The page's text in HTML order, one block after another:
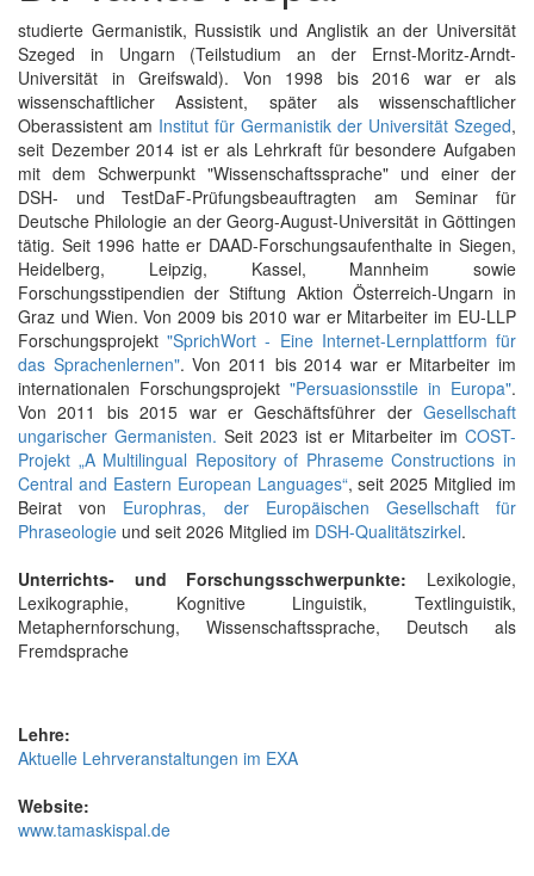
studierte Germanistik, Russistik und Anglistik an der Universität
Szeged in Ungarn (Teilstudium an der Ernst-Moritz-Arndt-
Universität in Greifswald). Von 1998 bis 2016 war er als
wissenschaftlicher Assistent, später als wissenschaftlicher
Oberassistent am Institut für Germanistik der Universität Szeged,
seit Dezember 2014 ist er als Lehrkraft für besondere Aufgaben
mit dem Schwerpunkt "Wissenschaftssprache" und einer der
DSH- und TestDaF-Prüfungsbeauftragten am Seminar für
Deutsche Philologie an der Georg-August-Universität in Göttingen
tätig. Seit 1996 hatte er DAAD-Forschungsaufenthalte in Siegen,
Heidelberg, Leipzig, Kassel, Mannheim sowie
Forschungsstipendien der Stiftung Aktion Österreich-Ungarn in
Graz und Wien. Von 2009 bis 2010 war er Mitarbeiter im EU-LLP
Forschungsprojekt"SprichWort - Eine Internet-Lernplattform für
das Sprachenlernen". Von 2011 bis 2014 war er Mitarbeiter im
internationalen Forschungsprojekt "Persuasionsstile in Europa".
Von 2011 bis 2015 war er Geschäftsführer der Gesellschaft
ungarischer Germanisten. Seit 2023 ist er Mitarbeiter im COST-
Projekt „A Multilingual Repository of Phraseme Constructions in
Central and Eastern European Languages“, seit 2025 Mitglied im
Beirat von Europhras, der Europäischen Gesellschaft für
Phraseologie und seit 2026 Mitglied im DSH-Qualitätszirkel.
Unterrichts- und Forschungsschwerpunkte: Lexikologie,
Lexikographie, Kognitive Linguistik, Textlinguistik,
Metaphernforschung, Wissenschaftssprache, Deutsch als
Fremdsprache
Lehre:
Aktuelle Lehrveranstaltungen im EXA
Website:
www.tamaskispal.de